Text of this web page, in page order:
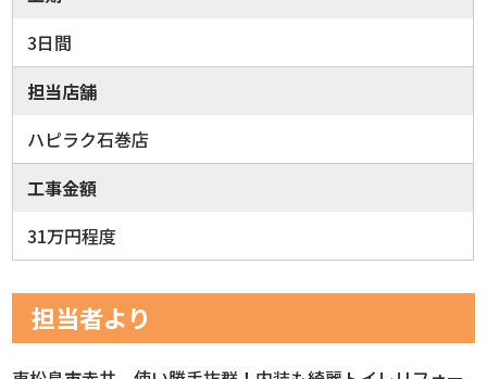
3日間
担当店舗
ハピラク石巻店
工事金額
31万円程度
担当者より